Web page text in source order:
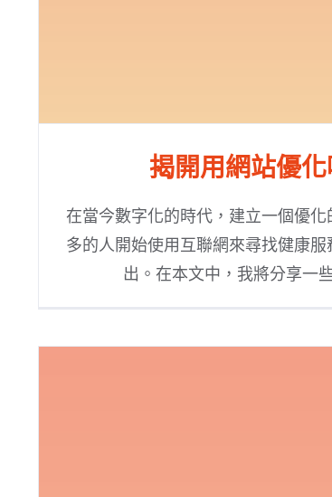
揭開用網站優
在當今數字化的時代，建立一個優
多的人開始使用互聯網來尋找健康
出。在本文中，我將分享一